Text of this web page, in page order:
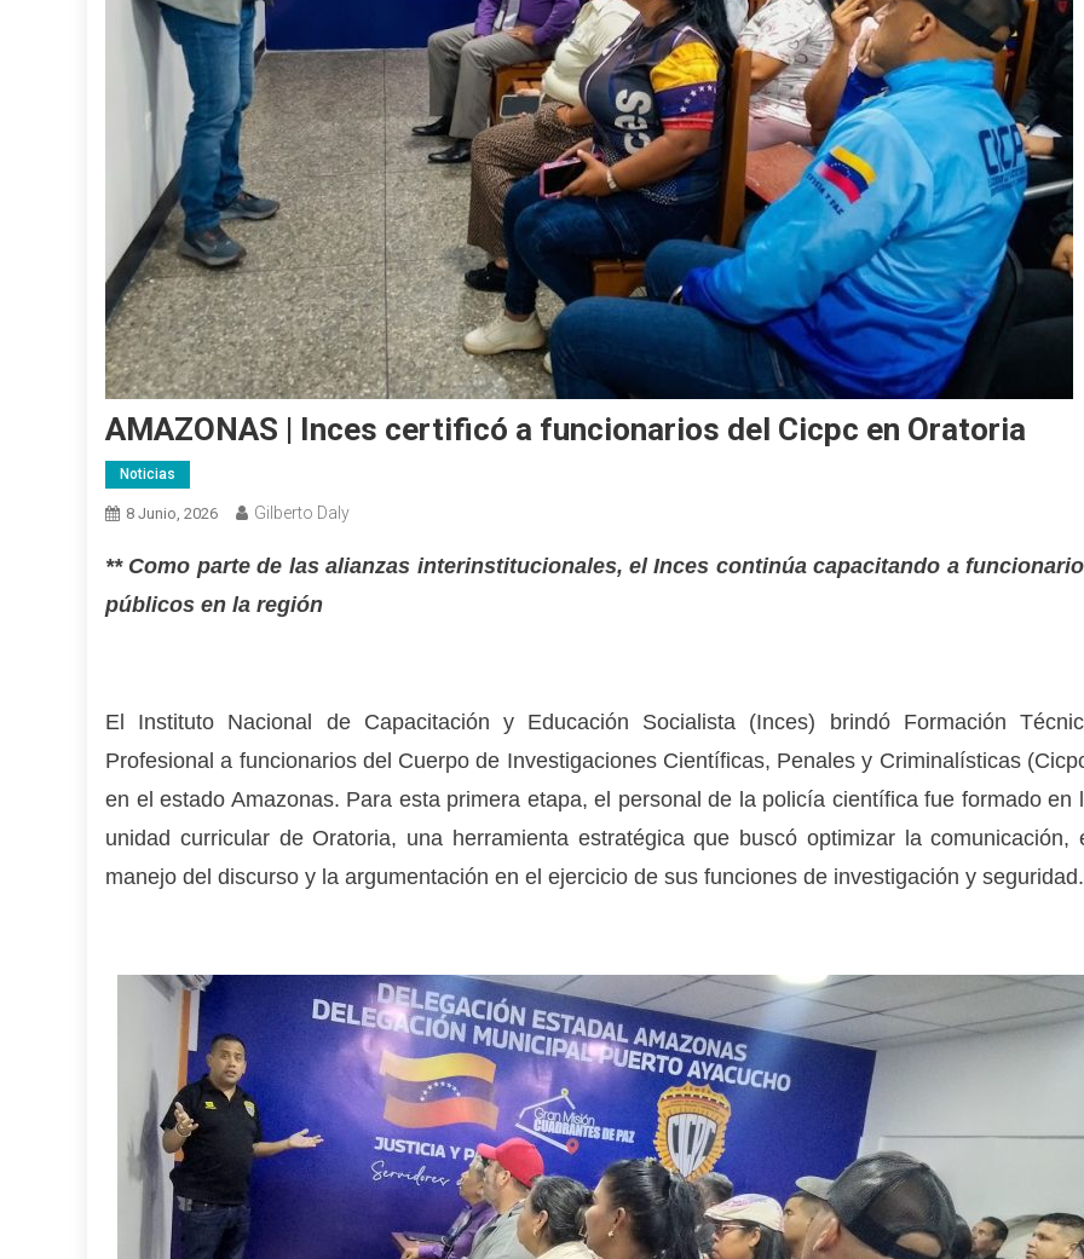
AMAZONAS | Inces certificó a funcionarios del Cicpc en Oratoria
Noticias
8 Junio, 2026 Gilberto Daly
** Como parte de las alianzas interinstitucionales, el Inces continúa capacitando a
públicos en la región
El Instituto Nacional de Capacitación y Educación Socialista (Inces) brindó Formación
Profesional a funcionarios del Cuerpo de Investigaciones Científicas, Penales y Criminalísticas
en el estado Amazonas. Para esta primera etapa, el personal de la policía científica fue formado en
unidad curricular de Oratoria, una herramienta estratégica que buscó optimizar la comunicación,
manejo del discurso y la argumentación en el ejercicio de sus funciones de investigación y seguridad.